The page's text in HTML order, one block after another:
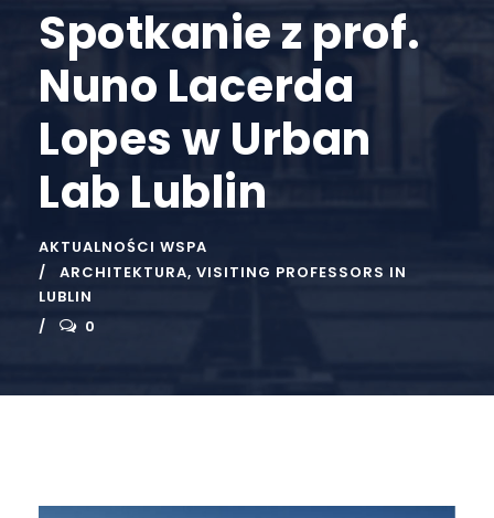
Spotkanie z prof.
Nuno Lacerda
Lopes w Urban
Lab Lublin
AKTUALNOŚCI WSPA
ARCHITEKTURA, VISITING PROFESSORS IN
LUBLIN
0